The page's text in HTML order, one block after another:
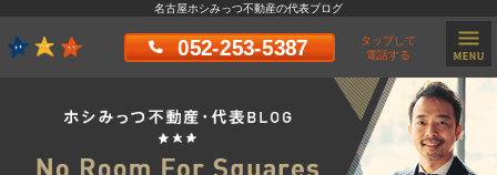
名古屋ホシみっつ不動産の代表ブログ
052-253-5387
タップして
電話する